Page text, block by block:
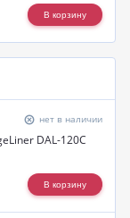
нет в наличии
DAL-120C